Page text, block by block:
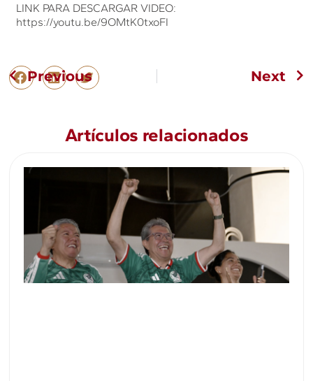
LINK PARA DESCARGAR VIDEO:
https://youtu.be/9OMtK0txoFI
Previous Next
Artículos relacionados